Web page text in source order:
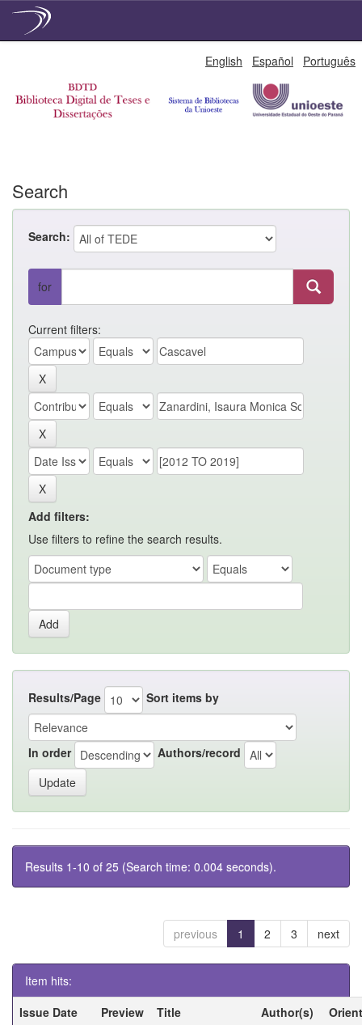
English Español Português
Search
Search:
for
Current filters:
Add filters:
Use filters to refine the search results.
Results/Page Sort items by
In order Authors/record
Results 1-10 of 25 (Search time: 0.004 seconds).
previous 1 2 3 next
Item hits:
Issue Date
Preview Title Author(s)